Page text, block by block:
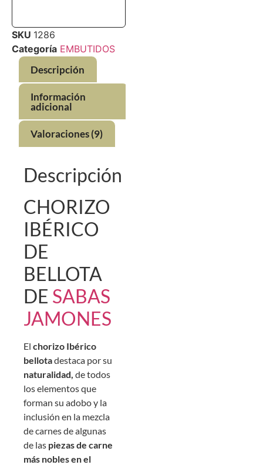
SKU 1286
Categoría EMBUTIDOS
Descripción
Información
adicional
Valoraciones (9)
Descripción
CHORIZO
IBÉRICO
DE
BELLOTA
DE SABAS
JAMONES
El chorizo Ibérico
bellotadestaca por su
naturalidad, de todos
los elementos que
forman su adobo y la
inclusión en la mezcla
de carnes de algunas
de las piezas de carne
más nobles en el